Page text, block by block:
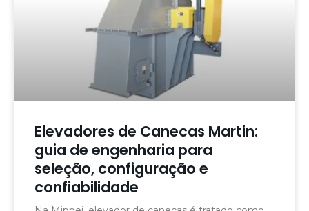
Elevadores de Canecas Martin:
guia de engenharia para
seleção, configuração e
confiabilidade